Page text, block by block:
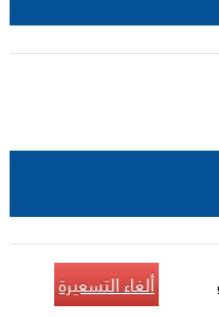
ألغاء التسعيرة